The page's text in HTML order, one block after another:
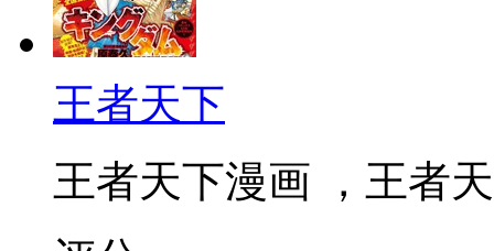
王者天下
王者天下漫画 ，王者